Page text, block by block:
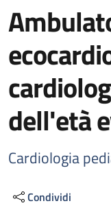
dell'età
Cardiologia
Condividi